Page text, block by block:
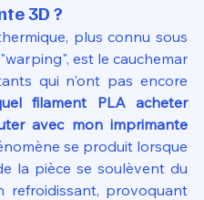
3D ?
plus connu sous
est le cauchemar
qui n'ont pas encore
filament PLA acheter
avec mon imprimante
se produit lorsque
la pièce se soulèvent du
refroidissant, provoquant